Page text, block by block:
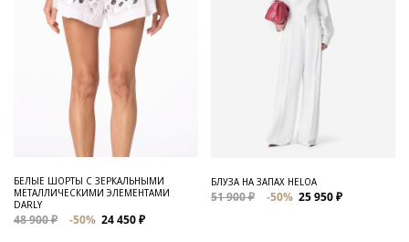
БЕЛЫЕ ШОРТЫ С ЗЕРКАЛЬНЫМИ
МЕТАЛЛИЧЕСКИМИ ЭЛЕМЕНТАМИ
DARLY
48 900 ₽ -50% 24 450 ₽
БЛУЗА НА ЗАПАХ HELOA
51 900 ₽ -50% 25 950 ₽